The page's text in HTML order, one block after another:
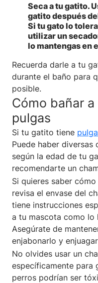
Seca a tu gatito.
gatito después
Si tu gato lo
utilizar un
lo mantengas en
Recuerda darle a tu
durante el baño para
posible.
Cómo bañar
pulgas
Si tu gatito tiene
Puede haber
según la edad de tu
recomendarte un
Si quieres saber
revisa el envase del
tiene instrucciones
a tu mascota como lo
Asegúrate de
enjabonarlo y
No olvides usar un
específicamente para
perros podrían ser